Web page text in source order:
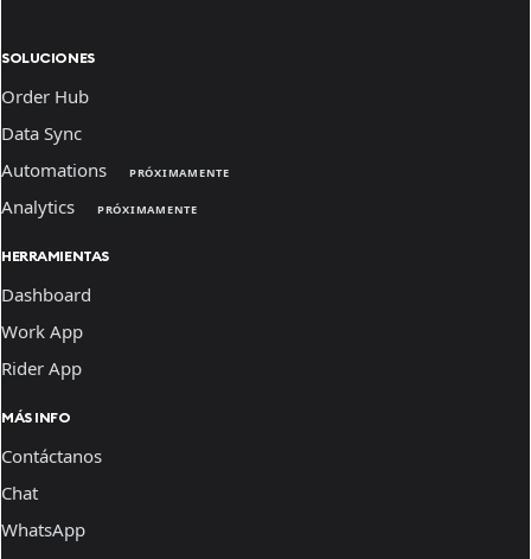
SOLUCIONES
Order Hub
Data Sync
Automations
PRÓXIMAMENTE
Analytics PRÓXIMAMENTE
HERRAMIENTAS
Dashboard
Work App
Rider App
MÁS INFO
Contáctanos
Chat
WhatsApp